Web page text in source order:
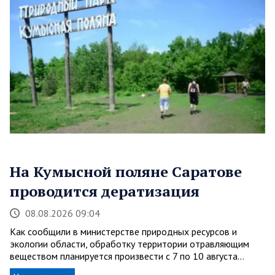
На Кумысной поляне Саратове
проводится дератизация
08.08.2026 09:04
Как сообщили в министерстве природных ресурсов и
экологии области, обработку территории отравляющим
веществом планируется произвести с 7 по 10 августа…